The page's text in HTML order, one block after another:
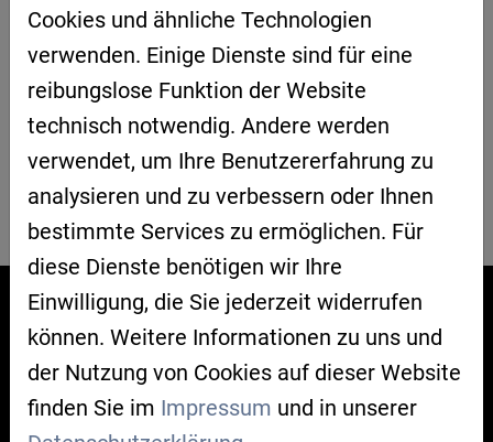
PARTNER
Streller| Strategische
Partnerschaft Sensorik e.V.
+49 941 630 916 0
ZURÜCK ZUR ÜBERSICHT
WAS IST AIR?
Übersicht
Clusterteam
Cookies und ähnliche Technologien
verwenden. Einige Dienste sind für eine
reibungslose Funktion der Website
technisch notwendig. Andere werden
verwendet, um Ihre Benutzererfahrung zu
analysieren und zu verbessern oder Ihnen
bestimmte Services zu ermöglichen. Für
diese Dienste benötigen wir Ihre
Einwilligung, die Sie jederzeit widerrufen
können. Weitere Informationen zu uns und
der Nutzung von Cookies auf dieser Website
finden Sie im Impressum und in unserer